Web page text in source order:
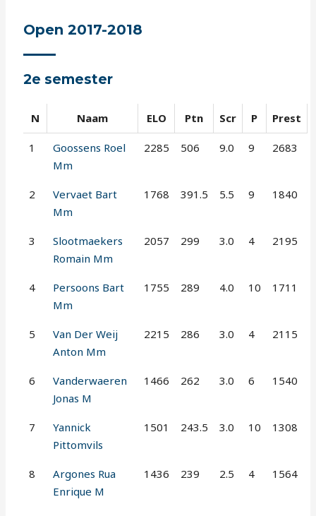
Open 2017-2018
2e semester
N Naam ELO Ptn Scr P Prest
1
Goossens Roel
Mm
2285 506 9.0 9 2683
2
Vervaet Bart
Mm
1768 391.5 5.5 9 1840
3
Slootmaekers
Romain Mm
2057 299 3.0 4 2195
4
Persoons Bart
Mm
1755 289 4.0 10 1711
5
Van Der Weij
Anton Mm
2215 286 3.0 4 2115
6
Vanderwaeren
Jonas M
1466 262 3.0 6 1540
7
Yannick
Pittomvils
1501 243.5 3.0 10 1308
8
Argones Rua
Enrique M
1436 239 2.5 4 1564